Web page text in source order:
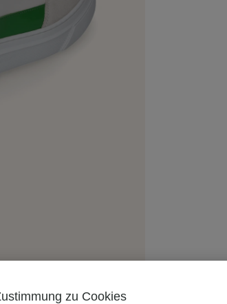
zu Cookies